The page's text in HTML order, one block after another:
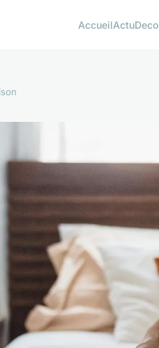
AccueilActuDeco